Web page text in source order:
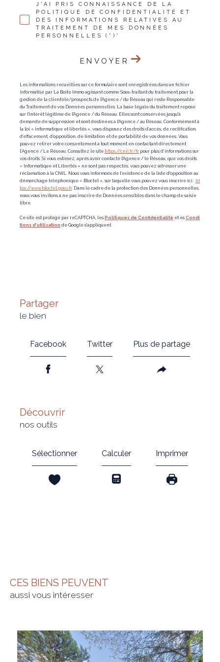
J'AI PRIS CONNAISSANCE DE LA
POLITIQUE DE CONFIDENTIALITÉ ET
DES INFORMATIONS RELATIVES AU
TRAITEMENT DE MES DONNÉES
PERSONNELLES (*)*
ENVOYER
Les informations recueillies sur ce formulaire sont enregistrées dans un fichier
informatisé par La Boite Immo agissant comme Sous-traitant du traitement pour la
gestion de la clientèle/prospects de l'Agence / du Réseau qui reste Responsable
du Traitement de vos Données personnelles. La base légale du traitement repose
sur l'intérêt légitime de l'Agence / du Réseau. Elles sont conservées jusqu'à
demande de suppression et sont destinées à l'Agence / au Réseau. Conformément à
la loi « informatique et libertés », vous disposez des droits d’accès, de rectification,
d’effacement, d’opposition, de limitation et de portabilité de vos données. Vous
pouvez retirer votre consentement à tout moment en contactant directement
l’Agence / Le Réseau. Consultez le site https://cnil.fr/fr pour plus d’informations sur
vos droits. Si vous estimez, après avoir contacté l'Agence / le Réseau, que vos droits
« Informatique et Libertés » ne sont pas respectés, vous pouvez adresser une
réclamation à la CNIL. Nous vous informons de l’existence de la liste d'opposition au
démarchage téléphonique « Bloctel », sur laquelle vous pouvez vous inscrire ici : ht
tps://www.bloctel.gouv.fr. Dans le cadre de la protection des Données personnelles,
nous vous invitons à ne pas inscrire de Données sensibles dans le champ de saisie
libre.
Ce site est protégé par reCAPTCHA, les Politiques de Confidentialité et es Condi
tions d'utilisation de Google s'appliquent.
partager
le bien
Facebook Twitter Plus de partage
découvrir
nos outils
Sélectionner Calculer Imprimer
CES BIENS PEUVENT
aussi vous intéresser